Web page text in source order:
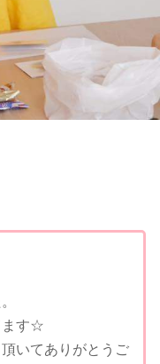
ます☆
いてありがとうご